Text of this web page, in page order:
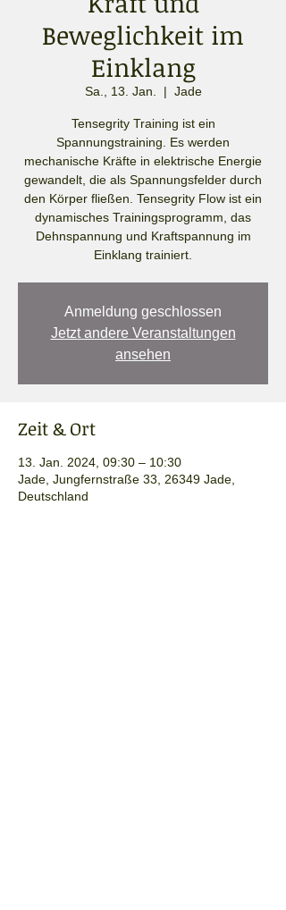
Beweglichkeit im
Einklang
Sa., 13. Jan.
  |
Jade
Tensegrity Training ist ein
Spannungstraining. Es werden
mechanische Kräfte in elektrische Energie
gewandelt, die als Spannungsfelder durch
den Körper fließen. Tensegrity Flow ist ein
dynamisches Trainingsprogramm, das
Dehnspannung und Kraftspannung im
Einklang trainiert.
Anmeldung geschlossen
Jetzt andere Veranstaltungen
ansehen
Zeit & Ort
13. Jan. 2024, 09:30 – 10:30
Jade, Jungfernstraße 33, 26349 Jade,
Deutschland